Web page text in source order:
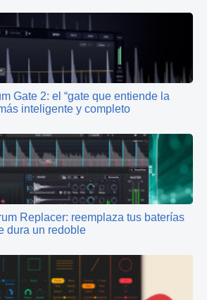
Gate 2: el “gate que entiende la
inteligente y completo
Replacer: reemplaza tus baterías
dura un redoble